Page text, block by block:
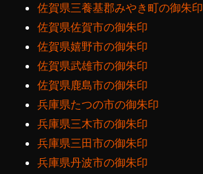
佐賀県三養基郡みやき町の御朱印
佐賀県佐賀市の御朱印
佐賀県嬉野市の御朱印
佐賀県武雄市の御朱印
佐賀県鹿島市の御朱印
兵庫県たつの市の御朱印
兵庫県三木市の御朱印
兵庫県三田市の御朱印
兵庫県丹波市の御朱印